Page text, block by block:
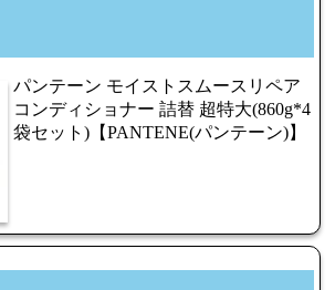
パンテーン モイストスムースリペア
コンディショナー 詰替 超特大(860g*4
袋セット)【PANTENE(パンテーン)】